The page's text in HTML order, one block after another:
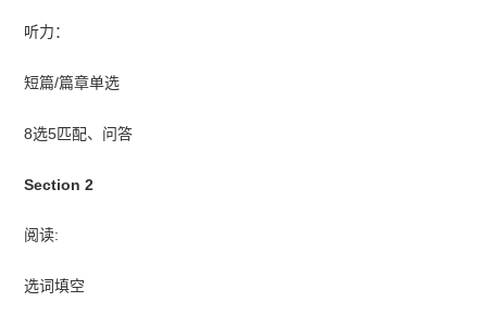
听力：
短篇/篇章单选
8选5匹配、问答
Section 2
阅读:
选词填空